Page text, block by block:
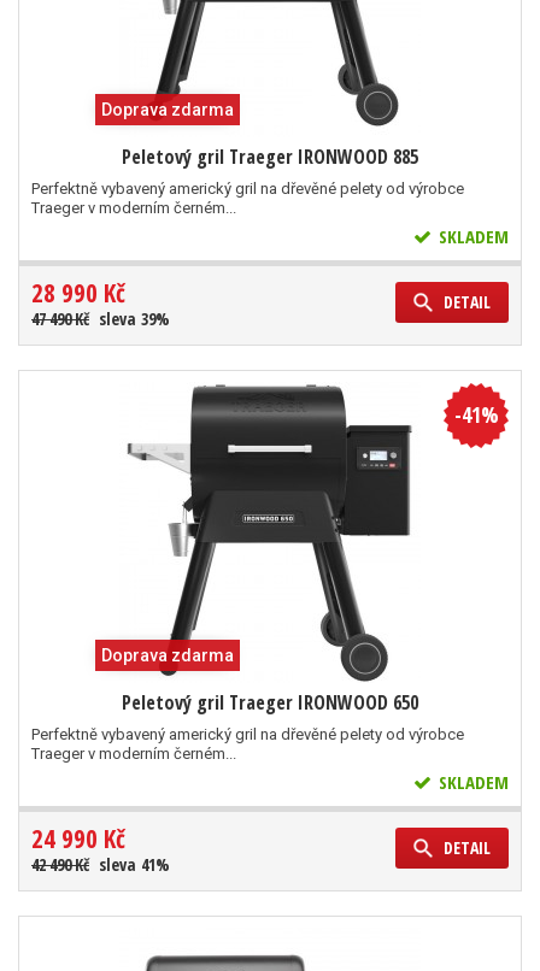
Doprava zdarma
Peletový gril Traeger IRONWOOD 885
Perfektně vybavený americký gril na dřevěné pelety od výrobce
Traeger v moderním černém...
SKLADEM
28 990 Kč
47 490 Kč sleva 39%
DETAIL
Doprava zdarma
-41%
Peletový gril Traeger IRONWOOD 650
Perfektně vybavený americký gril na dřevěné pelety od výrobce
Traeger v moderním černém...
SKLADEM
24 990 Kč
42 490 Kč sleva 41%
DETAIL